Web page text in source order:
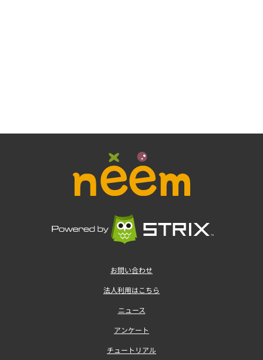
お問い合わせ
法人利用はこちら
ニュース
アンケート
チュートリアル